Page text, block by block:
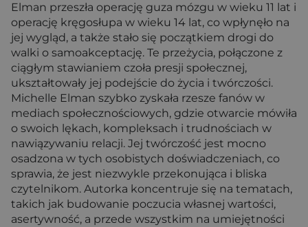
Elman przeszła operację guza mózgu w wieku 11 lat i
operację kręgosłupa w wieku 14 lat, co wpłynęło na
jej wygląd, a także stało się początkiem drogi do
walki o samoakceptację. Te przeżycia, połączone z
ciągłym stawianiem czoła presji społecznej,
ukształtowały jej podejście do życia i twórczości.
Michelle Elman szybko zyskała rzesze fanów w
mediach społecznościowych, gdzie otwarcie mówiła
o swoich lękach, kompleksach i trudnościach w
nawiązywaniu relacji. Jej twórczość jest mocno
osadzona w tych osobistych doświadczeniach, co
sprawia, że jest niezwykle przekonująca i bliska
czytelnikom. Autorka koncentruje się na tematach,
takich jak budowanie poczucia własnej wartości,
asertywność, a przede wszystkim na umiejętności